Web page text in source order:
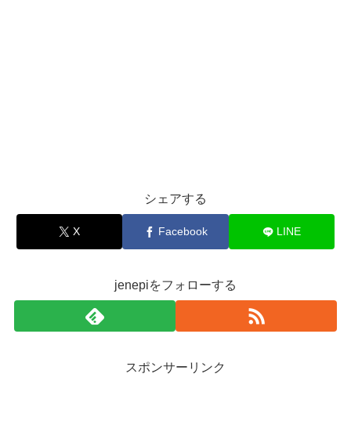
シェアする
X Facebook LINE
jenepiをフォローする
スポンサーリンク